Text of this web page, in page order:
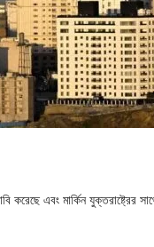
এবং মার্কিন যুক্তরাষ্ট্রের